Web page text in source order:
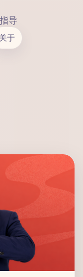
导
关于